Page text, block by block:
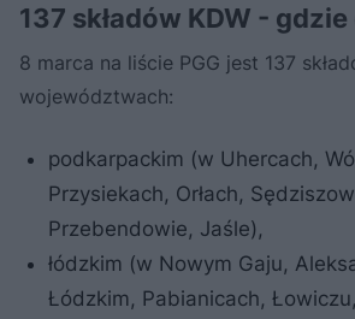
137 składów KDW - gdzie
8 marca na liście PGG jest 137
województwach:
podkarpackim (w Uhercach,
Przysiekach, Orłach,
Przebendowie, Jaśle),
łódzkim (w Nowym Gaju,
Łódzkim, Pabianicach,